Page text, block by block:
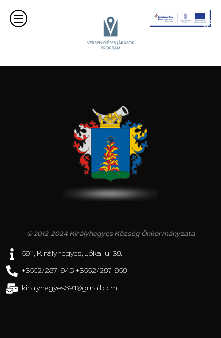
© 2012-2024 Királyhegyes Község Önkormányzata
6911, Királyhegyes, Jókai u. 38.
+3662/287-945 +3662/287-968
kiralyhegyes6911@gmail.com